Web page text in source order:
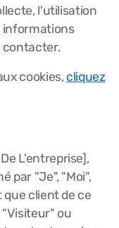
l'utilisation
informations
contacter.
cookies,cliquez
L'entreprise],
par "Je", "Moi",
que client de ce
ou